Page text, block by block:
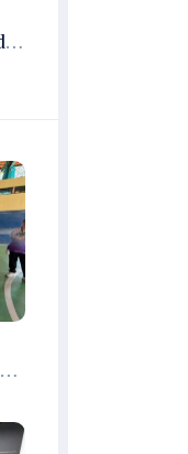
PMAM apreende 16,6 toneladas de entorpecentes e registra aumento nas prisões em flagrante e nas capturas de foragidos no primeiro semestre de 2026
Prefeitura de Manaus abre 13ª edição dos Jogos Internos do Parque Municipal do Idoso com 166 atletas em disputas até 31/7